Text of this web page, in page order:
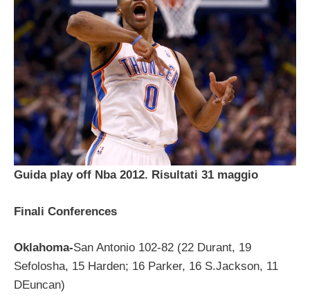
Guida play off Nba 2012. Risultati 31 maggio
Finali Conferences
Oklahoma-San Antonio 102-82 (22 Durant, 19
Sefolosha, 15 Harden; 16 Parker, 16 S.Jackson, 11
DEuncan)